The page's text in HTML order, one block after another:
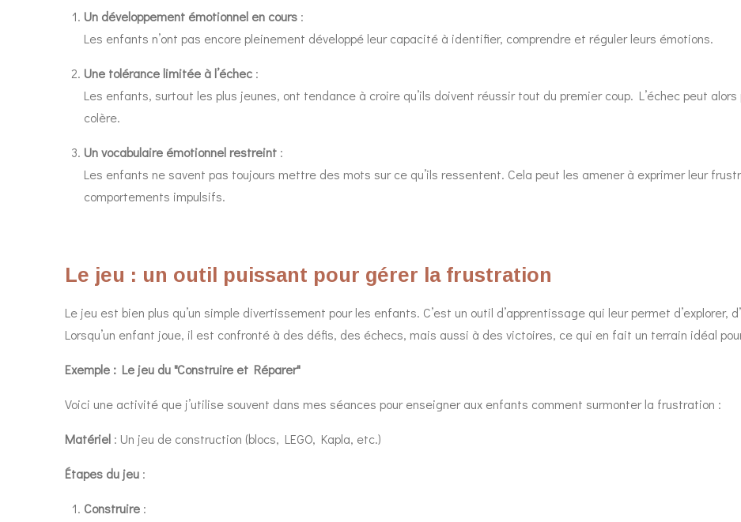
Un développement émotionnel en cours :
Les enfants n’ont pas encore pleinement développé leur capacité à identifier, comprendre et réguler leurs émotions.
Une tolérance limitée à l’échec :
Les enfants, surtout les plus jeunes, ont tendance à croire qu’ils doivent réussir tout du premier coup. L’échec peut
colère.
Un vocabulaire émotionnel restreint :
Les enfants ne savent pas toujours mettre des mots sur ce qu’ils ressentent. Cela peut les amener à exprimer leur
comportements impulsifs.
Le jeu : un outil puissant pour gérer la frustration
Le jeu est bien plus qu’un simple divertissement pour les enfants. C’est un outil d’apprentissage qui leur permet d’explorer,
Lorsqu’un enfant joue, il est confronté à des défis, des échecs, mais aussi à des victoires, ce qui en fait un terrain idéal
Exemple : Le jeu du "Construire et Réparer"
Voici une activité que j’utilise souvent dans mes séances pour enseigner aux enfants comment surmonter la frustration :
Matériel : Un jeu de construction (blocs, LEGO, Kapla, etc.)
Étapes du jeu :
Construire :